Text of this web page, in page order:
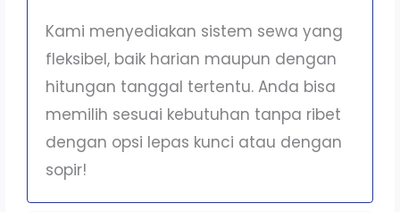
Kami menyediakan sistem sewa yang
fleksibel, baik harian maupun dengan
hitungan tanggal tertentu. Anda bisa
memilih sesuai kebutuhan tanpa ribet
dengan opsi lepas kunci atau dengan
sopir!